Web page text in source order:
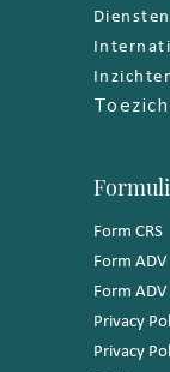
Diensten
Form CRS
Form
Form
Privacy
Privacy